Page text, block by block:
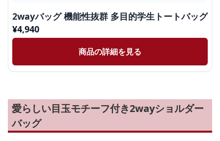
2wayバッグ 機能性抜群 多目的学生トートバッグ
¥4,940
商品の詳細を見る
愛らしい目玉モチーフ付き2wayショルダー
バッグ